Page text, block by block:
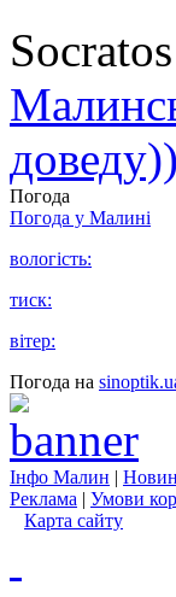
Socratos
доведу))
Погода
Погода у Малині
вологість:
тиск:
вітер:
Погода на
Інфо Малин |
Реклама | Умови
Карта сайту